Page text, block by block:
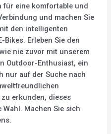
für eine komfortable und
und machen Sie
den intelligenten
Bikes. Erleben Sie den
nie zuvor mit unserem
Outdoor-Enthusiast, ein
nur auf der Suche nach
erkunden, dieses
Machen Sie sich